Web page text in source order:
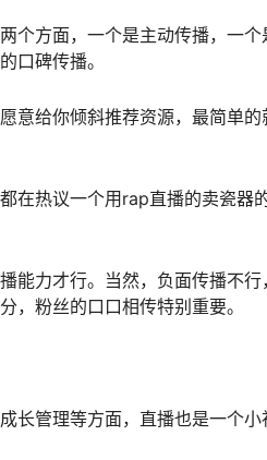
个方面，一个是主动传播，一
口碑传播。
意给你倾斜推荐资源，最简单
在热议一个用rap直播的卖瓷器
能力才行。当然，负面传播不
，粉丝的口口相传特别重要。
长管理等方面，直播也是一个